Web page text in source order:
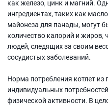
как железо, цинк и магний.
ингредиентах, таких как
майонеза для панады, могут
количество калорий и
людей, следящих за своим
сосудистых заболеваний.
Норма потребления котлет
индивидуальных
физической активности. В